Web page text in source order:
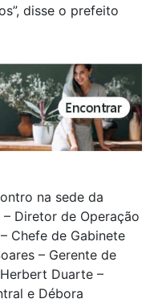
disse o prefeito
na sede da
Diretor de Operação
Chefe de Gabinete
– Gerente de
Duarte –
e Débora